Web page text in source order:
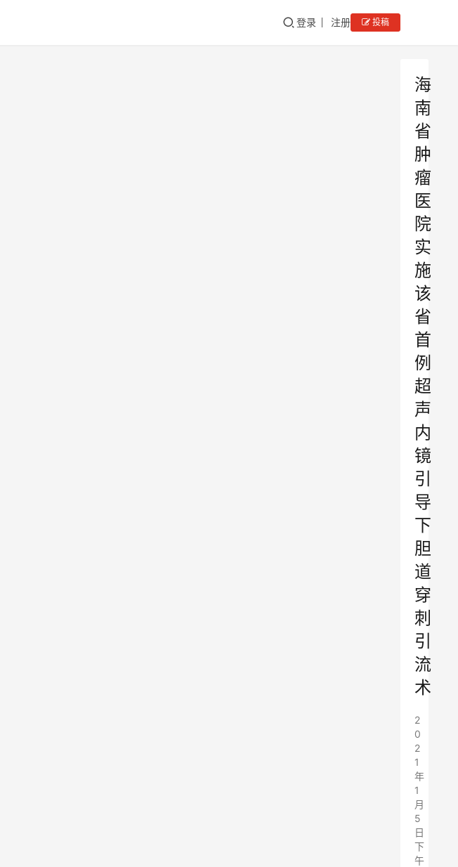
登录 注册 投稿
海
南
省
肿
瘤
医
院
实
施
该
省
首
例
超
声
内
镜
引
导
下
胆
道
穿
刺
引
流
术
2
0
2
1
年
1
月
5
日
下
午